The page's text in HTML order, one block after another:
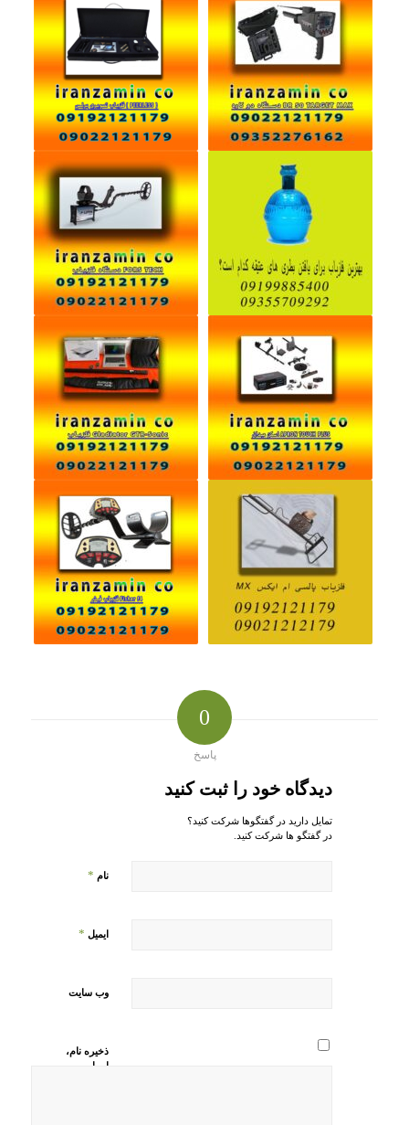
0
پاسخ
دیدگاه خود را ثبت کنید
تمایل دارید در گفتگوها شرکت کنید؟
در گفتگو ها شرکت کنید.
نام *
ایمیل *
وب‌ سایت
ذخیره نام،
ایمیل و